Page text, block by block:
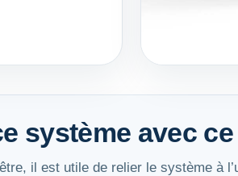
système avec
il est utile de relier le système à